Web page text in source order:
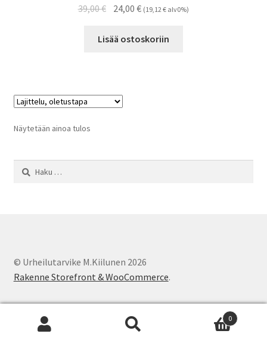
39,00€ Alkuperäinen
oli:
24,00€Nykyinen
on:
(19,12€ alv0%)
Lisää ostoskoriin
Näytetään ainoa tulos
Haku:
© Urheilutarvike M.Kiilunen 2026
Rakenne Storefront & WooCommerce.
0